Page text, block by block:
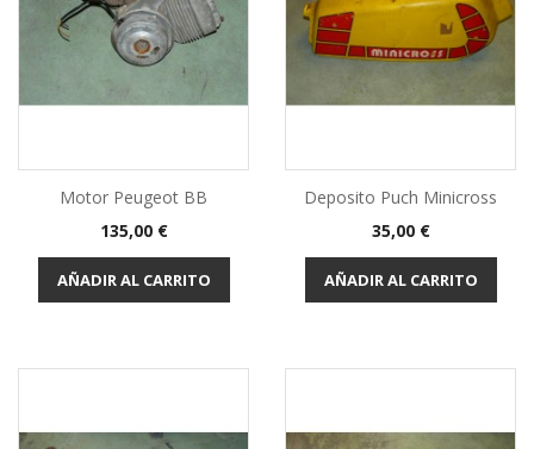
Motor Peugeot BB
Precio
135,00 €
AÑADIR AL CARRITO
Deposito Puch Minicross
Precio
35,00 €
AÑADIR AL CARRITO